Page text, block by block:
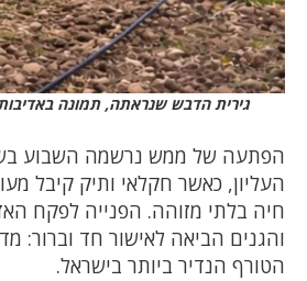
גירית הדבש שנראתה, תמונה
הפתעה של ממש נרשמה השבוע
העליון, כאשר חקלאי ותיק קיבל
חיה בלתי מזוהה. הפנייה לפקח
והגנים הביאה לאישור חד וברור:
הטורף הנדיר ביותר בישראל.